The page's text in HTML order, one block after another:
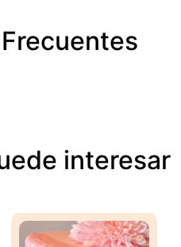
Frecuentes
interesar